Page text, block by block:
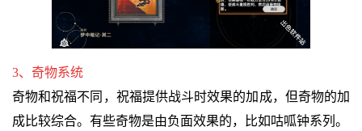
3、奇物系统
奇物和祝福不同，祝福提供战斗时效果的加成，但奇物的加
成比较综合。有些奇物是由负面效果的，比如咕呱钟系列。